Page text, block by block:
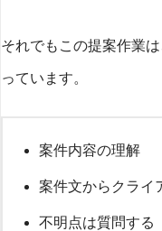
それでもこの提案作業
っています。
案件内容の理解
案件文からクライ
不明点は質問する